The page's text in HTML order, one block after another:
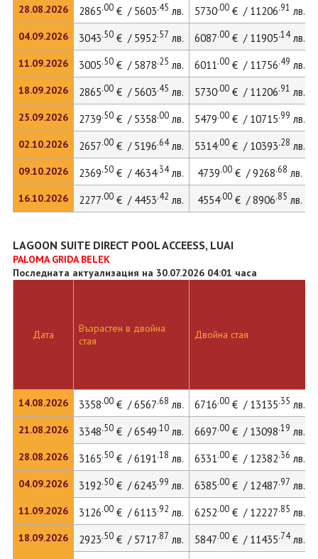
28.08.2026
04.09.2026
11.09.2026
18.09.2026
25.09.2026
02.10.2026
09.10.2026
16.10.2026
2865.00€ / 5603.45 лв. 5730.00€ / 11206.91 лв.
3043.50€ / 5952.57 лв. 6087.00€ / 11905.14лв.
3005.50€ / 5878.25 лв. 6011.00€ / 11756.49 лв.
2865.00€ / 5603.45 лв. 5730.00€ / 11206.91 лв.
2739.50€ / 5358.00лв. 5479.00€ / 10715.99 лв.
2657.00€ / 5196.64лв. 5314.00€ / 10393.28 лв.
2369.50€ / 4634.34лв. 4739.00€ / 9268.68 лв.
2277.00€ / 4453.42 лв. 4554.00€ / 8906.85 лв.
LAGOON SUITE DIRECT POOL ACCEESS, LUAI
PALOMA GRIDA BELEK
Последната актуализация на 30.07.2026 04:01 часа
Дата
14.08.2026
21.08.2026
28.08.2026
04.09.2026
11.09.2026
18.09.2026
Възрастен в двойна
стая
Двойна стая
3358.00€ / 6567.68 лв. 6716.00€ / 13135.35 лв.
3348.50€ / 6549.10лв. 6697.00€ / 13098.19 лв.
3165.50€ / 6191.18 лв. 6331.00€ / 12382.36 лв.
3192.50€ / 6243.99 лв. 6385.00€ / 12487.97 лв.
3126.00€ / 6113.92 лв. 6252.00€ / 12227.85 лв.
2923.50€ / 5717.87 лв. 5847.00€ / 11435.74лв.